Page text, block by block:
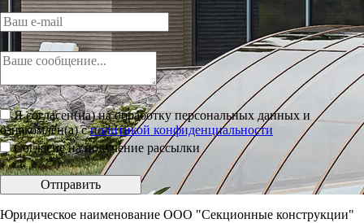
Я согласен(на) на обработку персональных данных и
ознакомлен(а) сполитикой конфиденциальности
Согласие на получение рассылки
Отправить
Юридическое наименование ООО "Секционные конструкции"